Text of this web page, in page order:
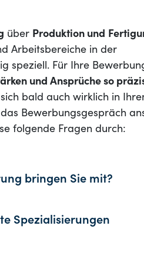
über Produktion und
Arbeitsbereiche in der
speziell. Für Ihre
und Ansprüche so
bald auch wirklich in
Bewerbungsgespräch
folgende Fragen durch:
bringen Sie mit?
Spezialisierungen